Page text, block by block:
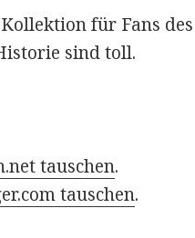
für Fans
sind toll.
tauschen.
tauschen.